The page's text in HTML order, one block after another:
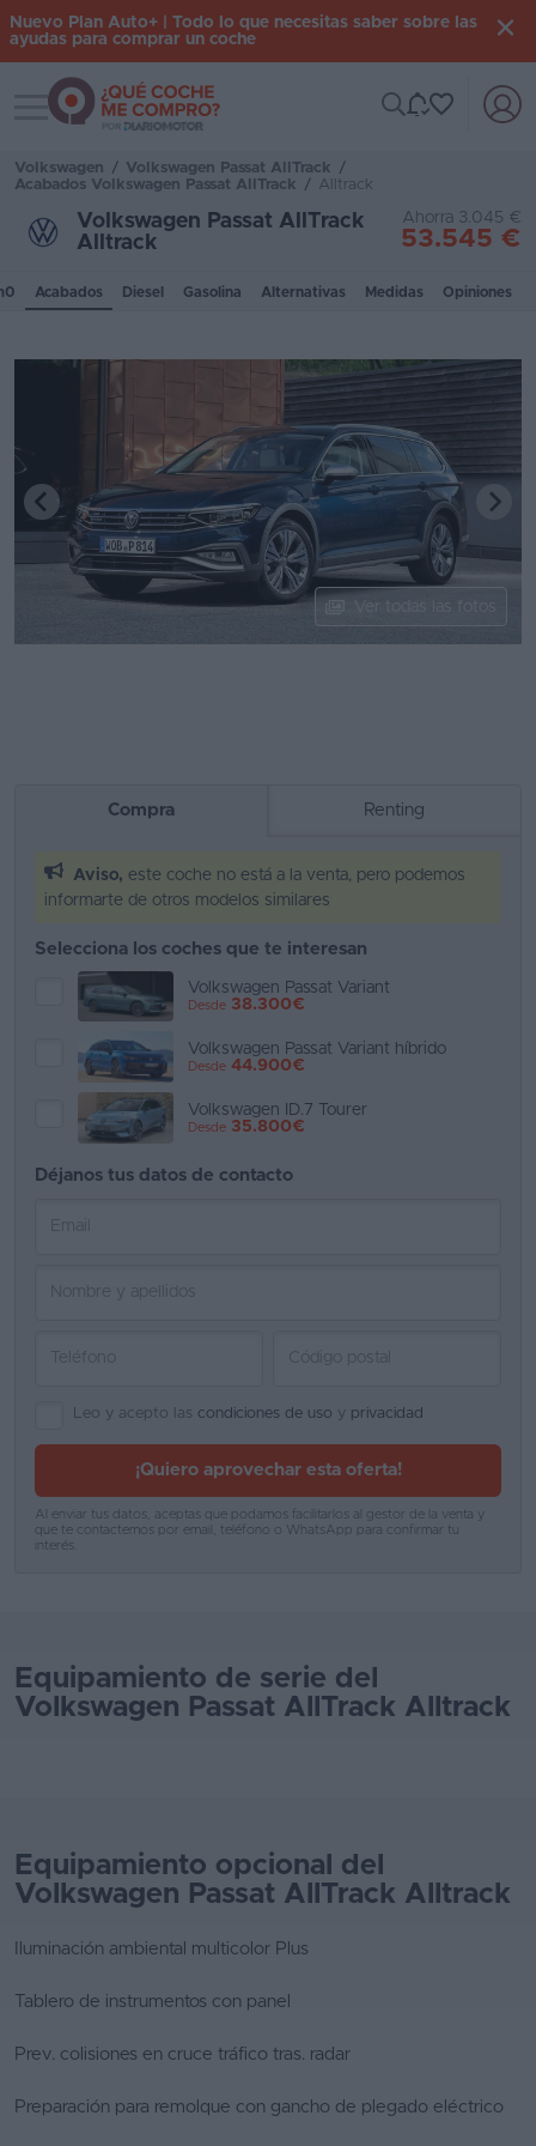
Iniciar
Inicio
Coches
Renting
Stock
KM
Segunda
opiniones
Guías
compra
Comparador
Favoritos
Concesionarios
Vender
Blog
coches
Nuevo Plan Auto+ | Todo lo que necesitas saber sobre las
ayudas para comprar un coche
Toggle navigation
Volkswagen / Volkswagen Passat AllTrack
/
Acabados Volkswagen Passat AllTrack
/ Alltrack
Volkswagen Passat AllTrack
Alltrack
Ahorra 3.045 €
53.545 €
Acabados Diesel Gasolina Alternativas Medidas Opiniones
Ver todas las fotos
Compra Renting
Aviso, este coche no está a la venta, pero podemos
informarte de otros modelos similares
Selecciona los coches que te interesan
Volkswagen Passat Variant
Desde 38.300€
Volkswagen Passat Variant híbrido
Desde 44.900€
Volkswagen ID.7 Tourer
Desde 35.800€
Déjanos tus datos de contacto
Leo y acepto las condiciones de uso y privacidad
¡Quiero aprovechar esta oferta!
Al enviar tus datos, aceptas que podamos facilitarlos al gestor de la venta y
que te contactemos por email, teléfono o WhatsApp para confirmar tu
interés.
Equipamiento de serie del
Volkswagen Passat AllTrack Alltrack
Equipamiento opcional del
Volkswagen Passat AllTrack Alltrack
Iluminación ambiental multicolor Plus
Tablero de instrumentos con panel
Prev. colisiones en cruce tráfico tras. radar
Preparación para remolque con gancho de plegado eléctrico